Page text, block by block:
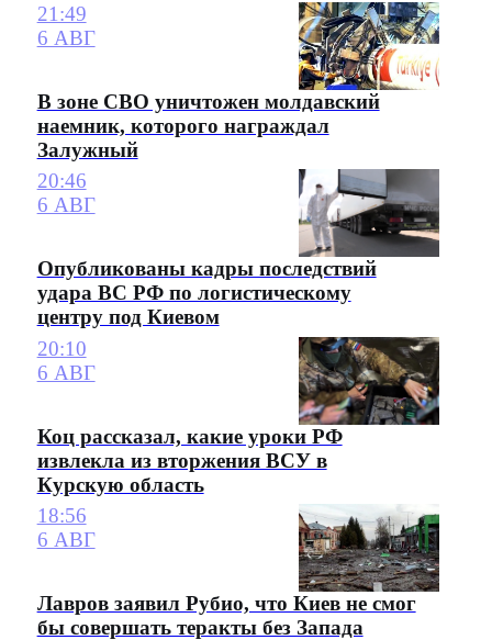
21:49
6 АВГ
В зоне СВО уничтожен молдавский
наемник, которого награждал
Залужный
20:46
6 АВГ
Опубликованы кадры последствий
удара ВС РФ по логистическому
центру под Киевом
20:10
6 АВГ
Коц рассказал, какие уроки РФ
извлекла из вторжения ВСУ в
Курскую область
18:56
6 АВГ
Лавров заявил Рубио, что Киев не смог
бы совершать теракты без Запада